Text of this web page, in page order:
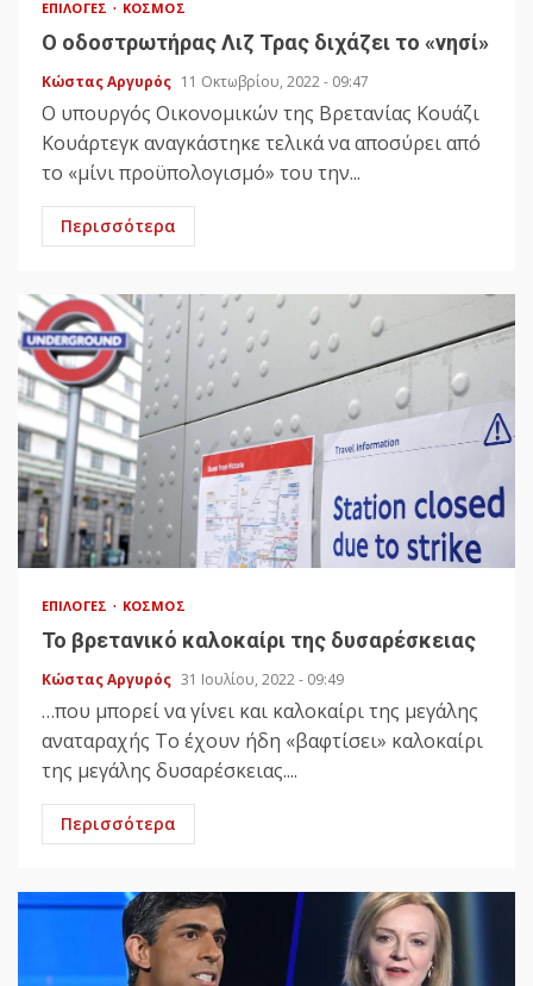
ΕΠΙΛΟΓΈΣ ΚΌΣΜΟΣ
Ο οδοστρωτήρας Λιζ Τρας διχάζει το «νησί»
Κώστας Αργυρός 11 Οκτωβρίου, 2022 - 09:47
Ο υπουργός Οικονομικών της Βρετανίας Κουάζι
Κουάρτεγκ αναγκάστηκε τελικά να αποσύρει από
το «μίνι προϋπολογισμό» του την...
Περισσότερα
ΕΠΙΛΟΓΈΣ ΚΌΣΜΟΣ
Το βρετανικό καλοκαίρι της δυσαρέσκειας
Κώστας Αργυρός 31 Ιουλίου, 2022 - 09:49
…που μπορεί να γίνει και καλοκαίρι της μεγάλης
αναταραχής Το έχουν ήδη «βαφτίσει» καλοκαίρι
της μεγάλης δυσαρέσκειας....
Περισσότερα